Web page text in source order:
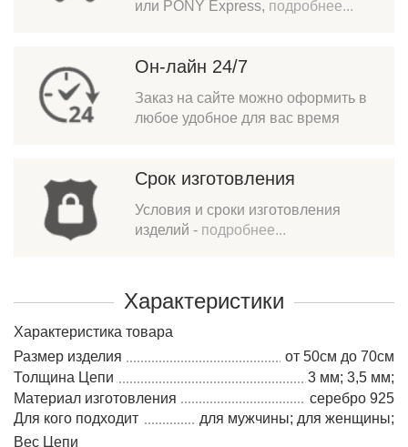
или PONY Express, подробнее...
Он-лайн 24/7
Заказ на сайте можно оформить в
любое удобное для вас время
Срок изготовления
Условия и сроки изготовления
изделий - подробнее...
Характеристики
Характеристика товара
Размер изделия
от 50см до 70см
Толщина Цепи
3 мм; 3,5 мм;
Материал изготовления
серебро 925
Для кого подходит
для мужчины; для женщины;
Вес Цепи